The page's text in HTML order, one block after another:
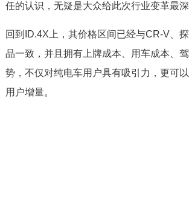
任的认识，无疑是大众给此次行业变革最深
回到ID.4X上，其价格区间已经与CR-V、
品一致，并且拥有上牌成本、用车成本、
势，不仅对纯电车用户具有吸引力，更可
用户增量。